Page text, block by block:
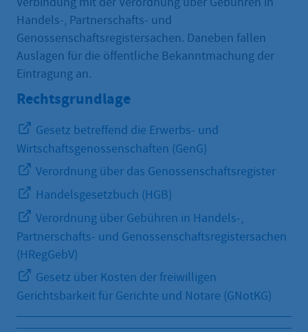
Handels-, Partnerschafts- und
Genossenschaftsregistersachen. Daneben fallen
Auslagen für die öffentliche Bekanntmachung der
Eintragung an.
Rechtsgrundlage
Gesetz betreffend die Erwerbs- und
Wirtschaftsgenossenschaften (GenG)
Verordnung über das Genossenschaftsregister
Handelsgesetzbuch (HGB)
Verordnung über Gebühren in Handels-,
Partnerschafts- und Genossenschaftsregistersachen
(HRegGebV)
Gesetz über Kosten der freiwilligen
Gerichtsbarkeit für Gerichte und Notare (GNotKG)